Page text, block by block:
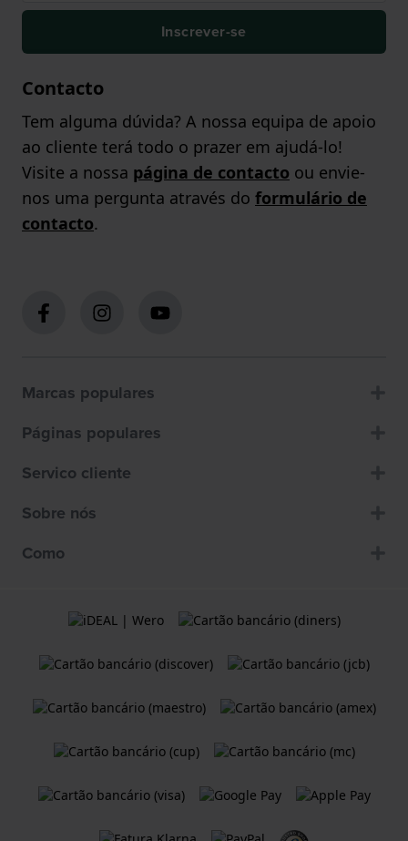
Inscrever-se
Contacto
Tem alguma dúvida? A nossa equipa de apoio
ao cliente terá todo o prazer em ajudá-lo!
Visite a nossa página de contacto ou envie-
nos uma pergunta através do formulário de
contacto.
Marcas populares
Páginas populares
Servico cliente
Sobre nós
Como